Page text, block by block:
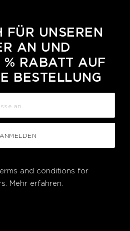
FÜR UNSEREN
AN UND
% RABATT AUF
BESTELLUNG
ANMELDEN
and conditions for
Mehr erfahren.